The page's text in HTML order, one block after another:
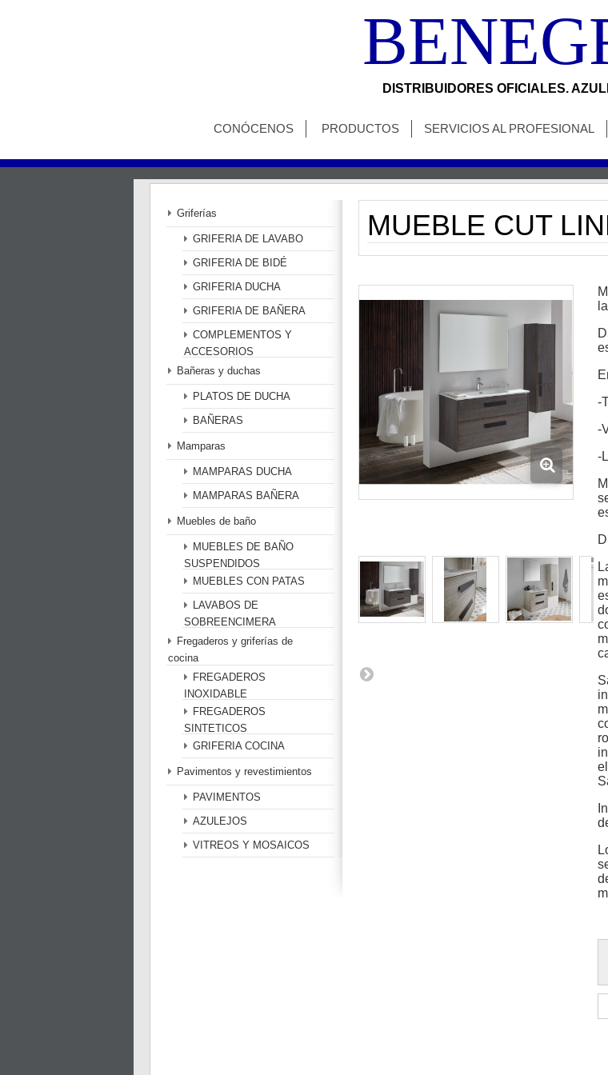
DISTRIBUIDORES OFICIALES.
CONÓCENOS PRODUCTOS SERVICIOS AL PROFESIONAL
Griferías
GRIFERIA DE LAVABO
GRIFERIA DE BIDÉ
GRIFERIA DUCHA
GRIFERIA DE BAÑERA
COMPLEMENTOS Y
ACCESORIOS
Bañeras y duchas
PLATOS DE DUCHA
BAÑERAS
Mamparas
MAMPARAS DUCHA
MAMPARAS BAÑERA
Muebles de baño
MUEBLES DE BAÑO
SUSPENDIDOS
MUEBLES CON PATAS
LAVABOS DE
SOBREENCIMERA
Fregaderos y griferías de
cocina
FREGADEROS
INOXIDABLE
FREGADEROS
SINTETICOS
GRIFERIA COCINA
Pavimentos y revestimientos
PAVIMENTOS
AZULEJOS
VITREOS Y MOSAICOS
MUEBLE CUT
-
-
-